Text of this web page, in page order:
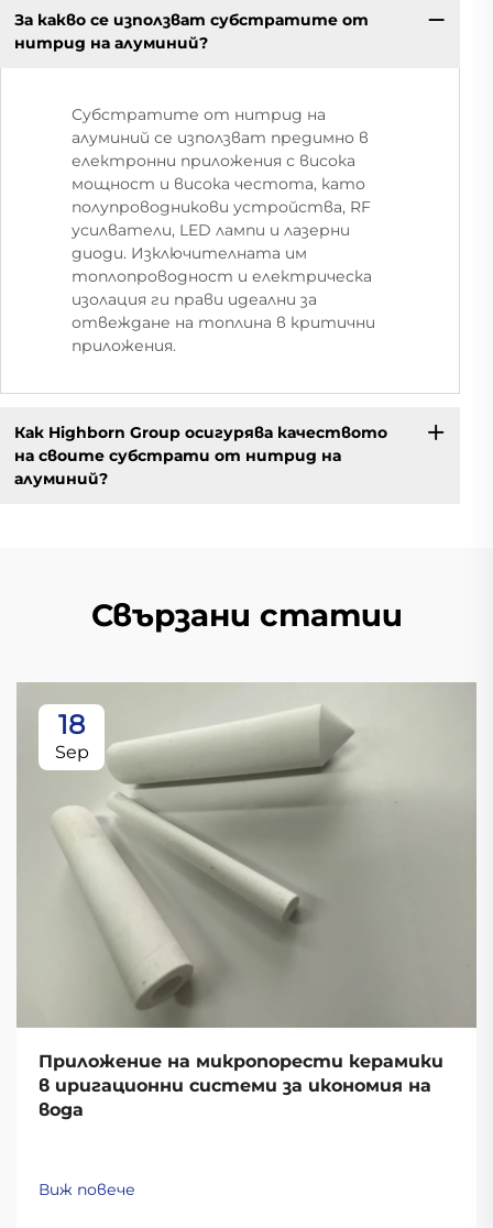
За какво се използват субстратите от
нитрид на алуминий?
Субстратите от нитрид на
алуминий се използват предимно в
електронни приложения с висока
мощност и висока честота, като
полупроводникови устройства, RF
усилватели, LED лампи и лазерни
диоди. Изключителната им
топлопроводност и електрическа
изолация ги прави идеални за
отвеждане на топлина в критични
приложения.
Как Highborn Group осигурява качеството
на своите субстрати от нитрид на
алуминий?
Свързани статии
18
Sep
Приложение на микропорести керамики
в иригационни системи за икономия на
вода
Виж повече